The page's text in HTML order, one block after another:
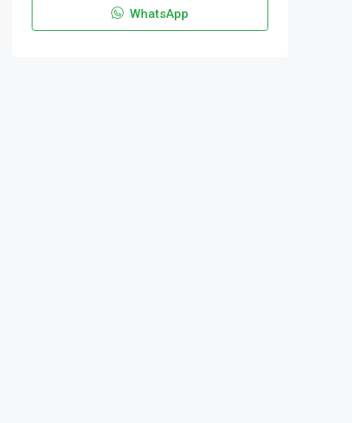
WhatsApp